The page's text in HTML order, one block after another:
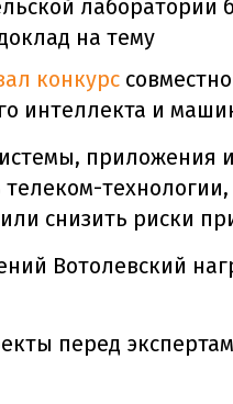
на тему
конкурс
интеллекта и
приложения
снизить риски
Вотолевский
перед